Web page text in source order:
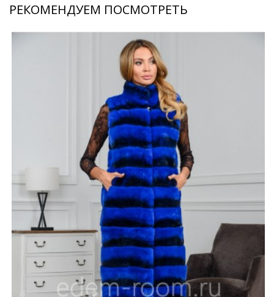
РЕКОМЕНДУЕМ ПОСМОТРЕТЬ